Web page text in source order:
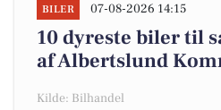
BILER 07-08-2026 14:15
10 dyreste biler til
af Albertslund
Kilde: Bilhandel